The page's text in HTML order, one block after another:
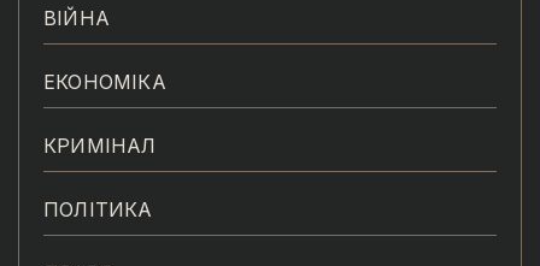
ВІЙНА
ЕКОНОМІКА
КРИМІНАЛ
ПОЛІТИКА